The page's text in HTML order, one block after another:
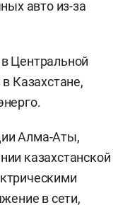
авто из-за
Центральной
Казахстане,
Алма-Аты,
казахстанской
в сети,